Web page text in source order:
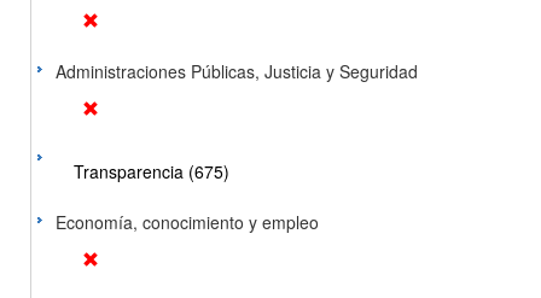
Administraciones Públicas, Justicia y Seguridad
Transparencia (675)
Economía, conocimiento y empleo